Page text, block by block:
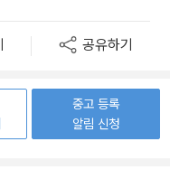
공유하기
중고 등록
알림 신청